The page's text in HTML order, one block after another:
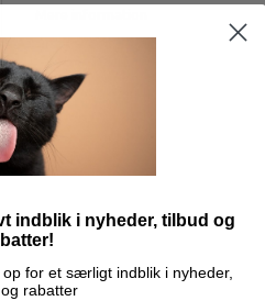
indblik i nyheder, tilbud og
for et særligt indblik i nyheder,
rabatter